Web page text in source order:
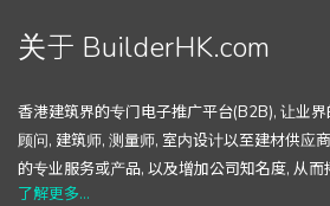
关于 BuilderHK.com
香港建筑界的专门电子推广平台(B2B), 让业
顾问, 建筑师, 测量师, 室内设计以至建材供应
的专业服务或产品, 以及增加公司知名度, 从而
了解更多...